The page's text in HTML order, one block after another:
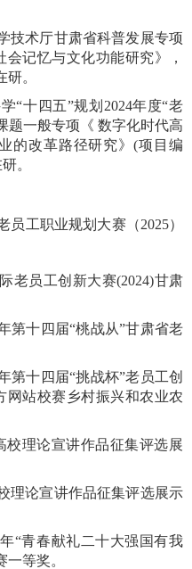
技术厅甘肃省科普发展专项
记忆与文化功能研究》，
研。
“十四五”规划 2024年度“老
题一般专项《 数字化时代高
的改革路径研究》(项目编
。
员工职业规划大赛（2025）
老员工创新大赛(2024)甘肃
第十四届“桃战从”甘肃省老
第十四届“挑战杯”老员工创
网站校赛乡村振兴和农业农
校理论宣讲作品征集评选展
理论宣讲作品征集评选展示
年“青春献礼二十大强国有我
等奖。